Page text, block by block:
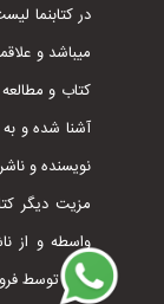
در کتابنما
میباشد و
کتاب و
آشنا شده و
نویسنده و
مزیت دیگر
واسطه و از
شده توسط